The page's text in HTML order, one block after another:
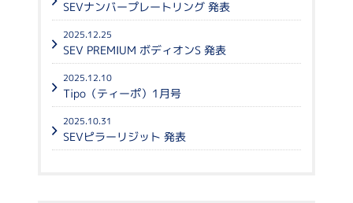
SEVナンバープレートリング 発表
2025.12.25
SEV PREMIUM ボディオンS 発表
2025.12.10
Tipo（ティーポ）1月号
2025.10.31
SEVピラーリジット 発表